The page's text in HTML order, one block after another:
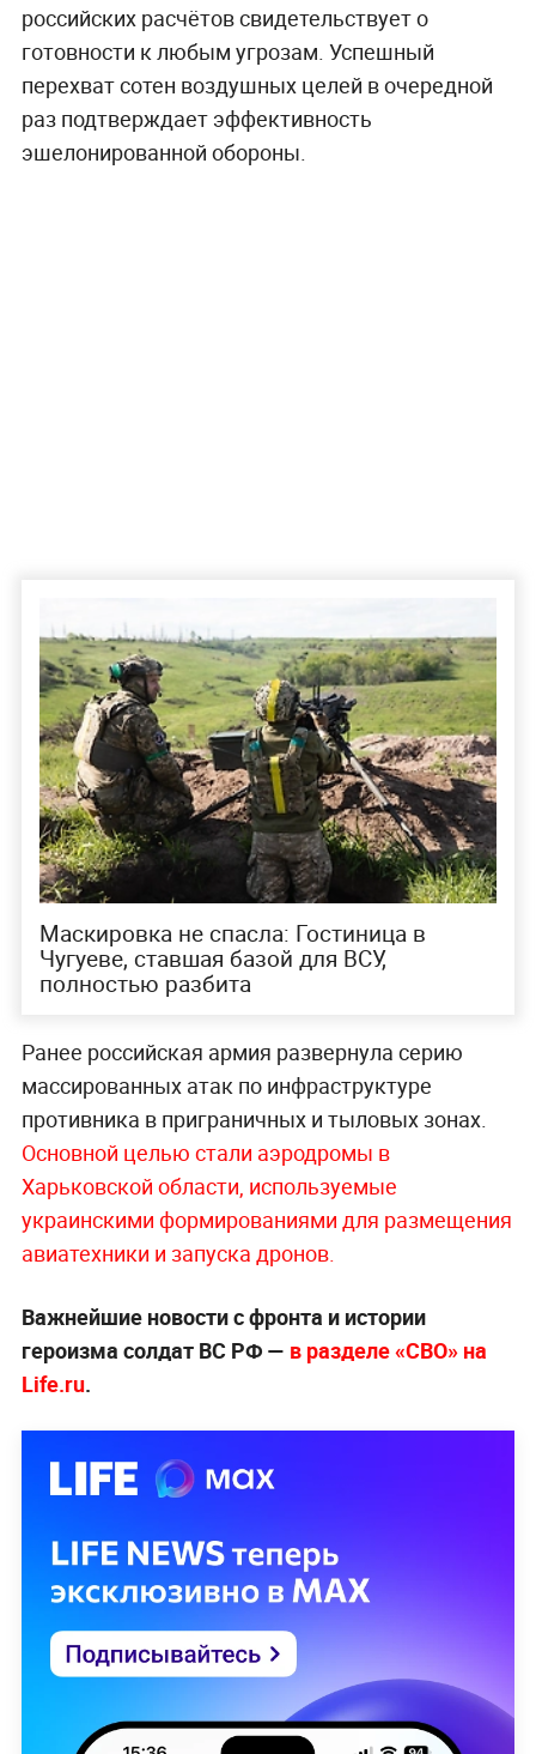
российских расчётов свидетельствует о
готовности к любым угрозам. Успешный
перехват сотен воздушных целей в очередной
раз подтверждает эффективность
эшелонированной обороны.
Маскировка не спасла: Гостиница в
Чугуеве, ставшая базой для ВСУ,
полностью разбита
Ранее российская армия развернула серию
массированных атак по инфраструктуре
противника в приграничных и тыловых зонах.
Основной целью стали аэродромы в
Харьковской области, используемые
украинскими формированиями для размещения
авиатехники и запуска дронов.
Важнейшие новости с фронта и истории
героизма солдат ВС РФ — в разделе «СВО» на
Life.ru.